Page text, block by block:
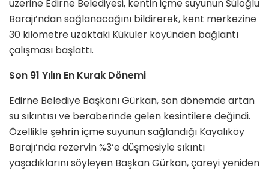
üzerine Edirne Belediyesi, kentin içme suyunun Süloğlu
Barajı’ndan sağlanacağını bildirerek, kent merkezine
30 kilometre uzaktaki Küküler köyünden bağlantı
çalışması başlattı.
Son 91 Yılın En Kurak Dönemi
Edirne Belediye Başkanı Gürkan, son dönemde artan
su sıkıntısı ve beraberinde gelen kesintilere değindi.
Özellikle şehrin içme suyunun sağlandığı Kayalıköy
Barajı’nda rezervin %3’e düşmesiyle sıkıntı
yaşadıklarını söyleyen Başkan Gürkan, çareyi yeniden